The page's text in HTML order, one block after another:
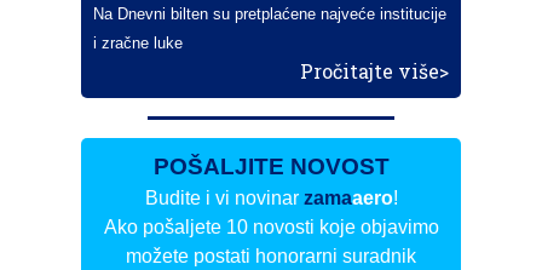
Na Dnevni bilten su pretplaćene najveće institucije
i zračne luke
Pročitajte više>
POŠALJITE NOVOST
Budite i vi novinar zamaaero!
Ako pošaljete 10 novosti koje objavimo
možete postati honorarni suradnik